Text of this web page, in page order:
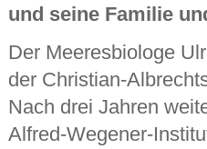
und seine Familie
Der Meeresbiologe
der Christian-
Nach drei Jahren
Alfred-Wegener-